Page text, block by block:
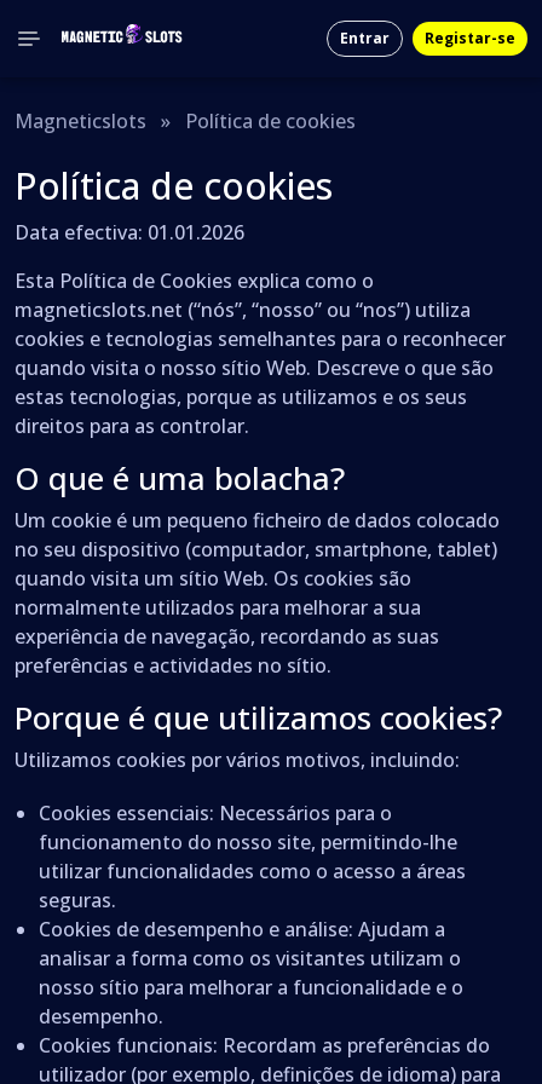
Entrar Registar-se
Magneticslots » Política de cookies
Política de cookies
Data efectiva: 01.01.2026
Esta Política de Cookies explica como o
magneticslots.net (“nós”, “nosso” ou “nos”) utiliza
cookies e tecnologias semelhantes para o reconhecer
quando visita o nosso sítio Web. Descreve o que são
estas tecnologias, porque as utilizamos e os seus
direitos para as controlar.
O que é uma bolacha?
Um cookie é um pequeno ficheiro de dados colocado
no seu dispositivo (computador, smartphone, tablet)
quando visita um sítio Web. Os cookies são
normalmente utilizados para melhorar a sua
experiência de navegação, recordando as suas
preferências e actividades no sítio.
Porque é que utilizamos cookies?
Utilizamos cookies por vários motivos, incluindo:
Cookies essenciais: Necessários para o
funcionamento do nosso site, permitindo-lhe
utilizar funcionalidades como o acesso a áreas
seguras.
Cookies de desempenho e análise: Ajudam a
analisar a forma como os visitantes utilizam o
nosso sítio para melhorar a funcionalidade e o
desempenho.
Cookies funcionais: Recordam as preferências do
utilizador (por exemplo, definições de idioma) para